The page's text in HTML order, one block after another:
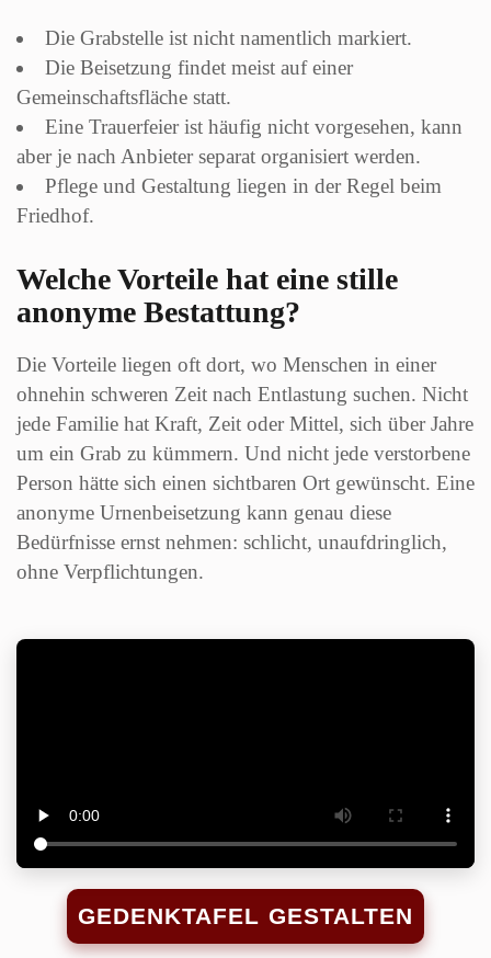
Die Grabstelle ist nicht namentlich markiert.
Die Beisetzung findet meist auf einer
Gemeinschaftsfläche statt.
Eine Trauerfeier ist häufig nicht vorgesehen, kann
aber je nach Anbieter separat organisiert werden.
Pflege und Gestaltung liegen in der Regel beim
Friedhof.
Welche Vorteile hat eine stille
anonyme Bestattung?
Die Vorteile liegen oft dort, wo Menschen in einer
ohnehin schweren Zeit nach Entlastung suchen. Nicht
jede Familie hat Kraft, Zeit oder Mittel, sich über Jahre
um ein Grab zu kümmern. Und nicht jede verstorbene
Person hätte sich einen sichtbaren Ort gewünscht. Eine
anonyme Urnenbeisetzung kann genau diese
Bedürfnisse ernst nehmen: schlicht, unaufdringlich,
ohne Verpflichtungen.
GEDENKTAFEL GESTALTEN